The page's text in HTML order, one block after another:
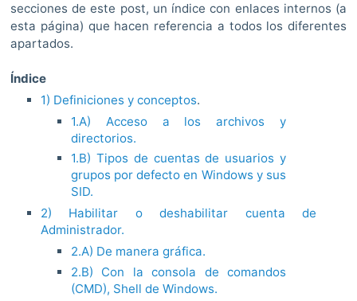
secciones de este post, un índice con enlaces internos (a
esta página) que hacen referencia a todos los diferentes
apartados.
Índice
1) Definiciones y conceptos.
1.A) Acceso a los archivos y
directorios.
1.B) Tipos de cuentas de usuarios y
grupos por defecto en Windows y sus
SID.
2) Habilitar o deshabilitar cuenta de
Administrador.
2.A) De manera gráfica.
2.B) Con la consola de comandos
(CMD), Shell de Windows.